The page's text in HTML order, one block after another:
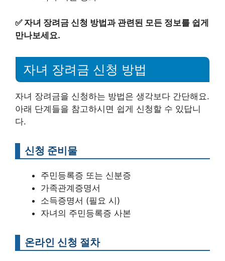
✅ 자녀 장려금 신청 방법과 관련된 모든 정보를 쉽게
만나보세요.
자녀 장려금 신청 방법
자녀 장려금을 신청하는 방법은 생각보다 간단해요.
아래 단계들을 참고하시면 쉽게 신청할 수 있답니
다.
신청 준비물
주민등록증 또는 신분증
가족관계증명서
소득증명서 (필요 시)
자녀의 주민등록증 사본
온라인 신청 절차